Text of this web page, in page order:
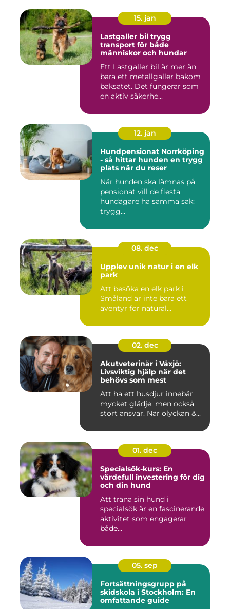
15. jan
Lastgaller bil trygg
transport för både
människor och hundar
Ett Lastgaller bil är mer än
bara ett metallgaller bakom
baksätet. Det fungerar som
en aktiv säkerhe...
12. jan
Hundpensionat Norrköping
- så hittar hunden en trygg
plats när du reser
När hunden ska lämnas på
pensionat vill de flesta
hundägare ha samma sak:
trygg...
08. dec
Upplev unik natur i en elk
park
Att besöka en elk park i
Småland är inte bara ett
äventyr för naturäl...
02. dec
Akutveterinär i Växjö:
Livsviktig hjälp när det
behövs som mest
Att ha ett husdjur innebär
mycket glädje, men också
stort ansvar. När olyckan &...
01. dec
Specialsök-kurs: En
värdefull investering för dig
och din hund
Att träna sin hund i
specialsök är en fascinerande
aktivitet som engagerar
både...
05. sep
Fortsättningsgrupp på
skidskola i Stockholm: En
omfattande guide